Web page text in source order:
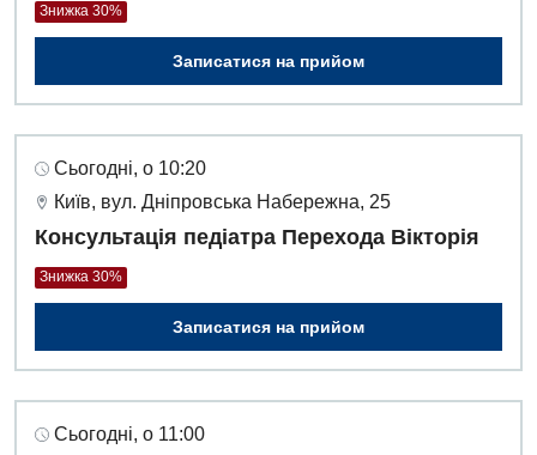
Дитяча офтальмологія
Педіатрія
Знижка 30%
Записатися на прийом
Сьогодні, о 10:20
Київ, вул. Дніпровська Набережна, 25
Консультація педіатра Перехода Вікторія
Знижка 30%
Записатися на прийом
Сьогодні, о 11:00